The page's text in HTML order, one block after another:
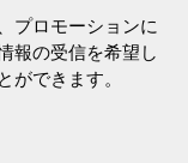
プロモーションに
報の受信を希望し
ができます。